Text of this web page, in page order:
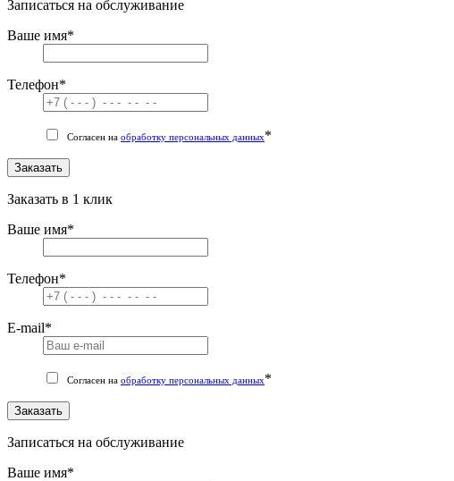
Записаться на обслуживание
Ваше имя*
Телефон*
Согласен на обработку персональных данных*
Заказать
Заказать в 1 клик
Ваше имя*
Телефон*
E-mail*
Согласен на обработку персональных данных*
Заказать
Записаться на обслуживание
Ваше имя*